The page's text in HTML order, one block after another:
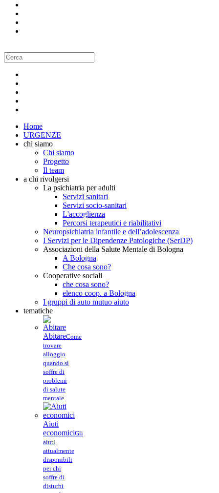
Home
URGENZE
chi siamo
Chi siamo
Progetto
Il team
a chi rivolgersi
La psichiatria per adulti
Servizi sanitari
Servizi socio-sanitari
L'accoglienza
Percorsi terapeutici e riabilitativi
Neuropsichiatria infantile e dell’adolescenza
I Servizi per le Dipendenze Patologiche (SerDP)
Associazioni della Salute Mentale di Bologna
A Bologna
Che cosa sono?
Cooperative sociali
che cosa sono?
elenco coop. a Bologna
I gruppi di auto mutuo aiuto
tematiche
AbitareCome
trovare
alloggio
quando si
soffre di
problemi
di salute
mentale
Aiuti
economiciGli
aiuti
attualmente
disponibili
per chi
soffre di
disturbi